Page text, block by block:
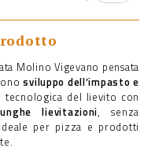
Molino Vigevano pensata
sviluppo dell’impasto e
tecnologica del lievito con
lievitazioni, senza
per pizza e prodotti